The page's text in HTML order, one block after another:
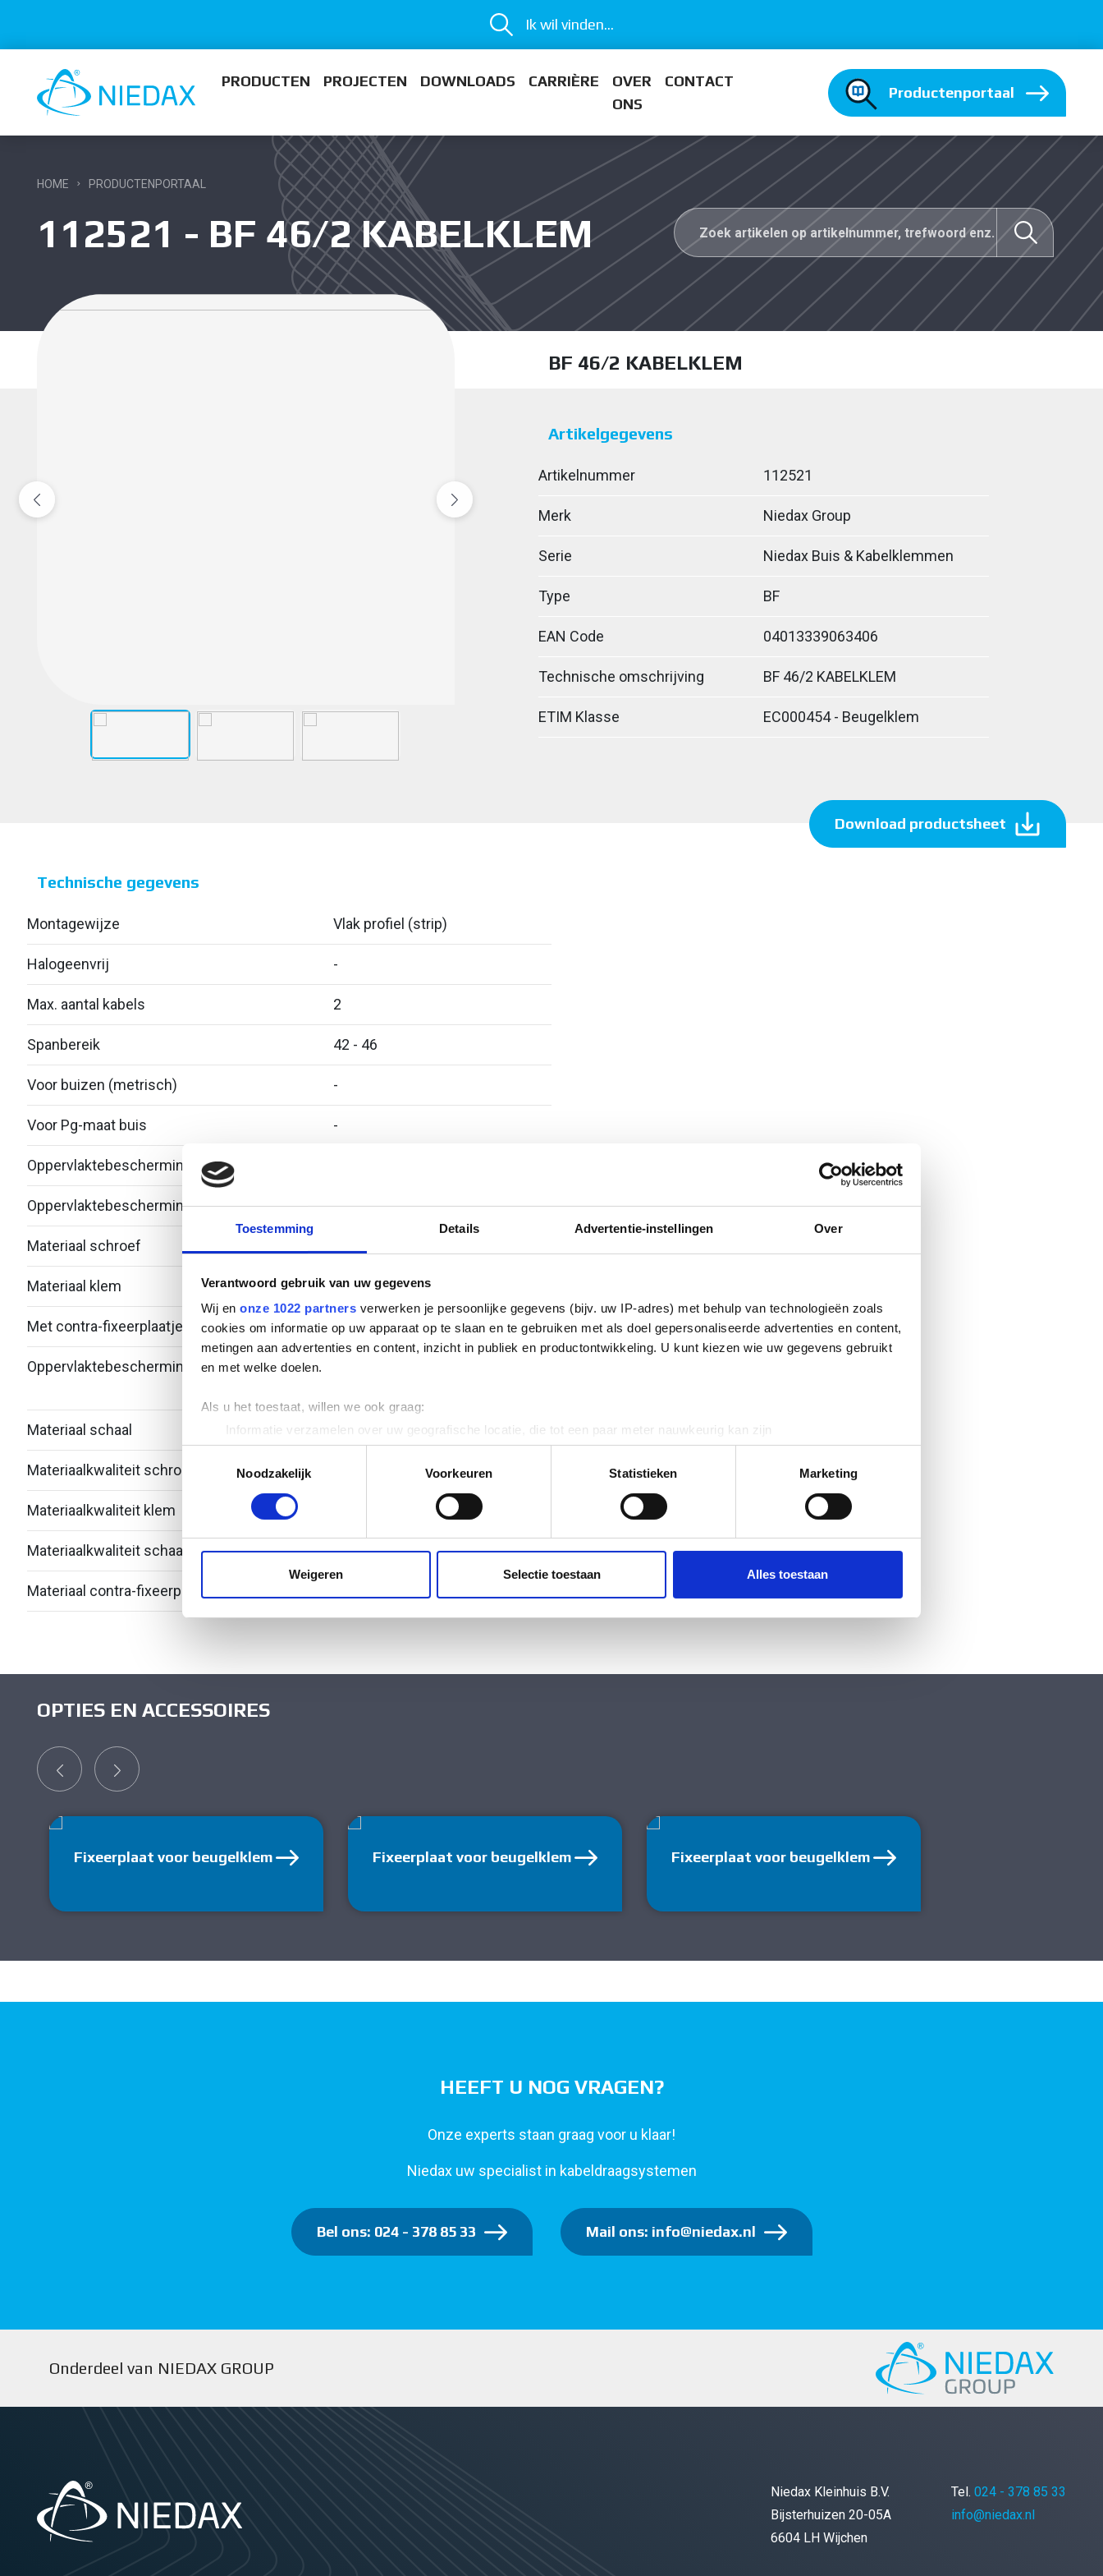
Toestemming Details Advertentie-instellingen Over
Verantwoord gebruik van uw gegevens
Wij en onze 1022 partners verwerken je persoonlijke gegevens (bijv. uw IP-adres) met behulp van technologieën zoals
cookies om informatie op uw apparaat op te slaan en te gebruiken met als doel gepersonaliseerde advertenties en content,
metingen aan advertenties en content, inzicht in publiek en productontwikkeling. U kunt kiezen wie uw gegevens gebruikt
en met welke doelen.
Als u het toestaat, willen we ook graag:
Informatie verzamelen over uw geografische locatie, die tot een paar meter nauwkeurig kan zijn
Uw apparaat identificeren door het actief te scannen op specifieke eigenschappen (fingerprinting)
Lees meer over hoe uw persoonlijke gegevens worden verwerkt en stel uw voorkeuren in het
detailgedeeltein. U kunt uw
toestemming op elk moment wijzigen of intrekken in de Cookieverklaring.
websiteverkeer te analyseren. Ook delen we informatie over uw gebruik van onze site met onze partners voor social
media, adverteren en analyse. Deze partners kunnen deze gegevens combineren met andere informatie die u aan ze heeft
Noodzakelijk
Voorkeuren Statistieken Marketing
Weigeren Selectie toestaan Alles toestaan
Ik wil vinden...
PRODUCTEN PROJECTEN DOWNLOADS CARRIÈRE
OVER
ONS
CONTACT
Productenportaal
HOME PRODUCTENPORTAAL
112521 - BF 46/2 KABELKLEM
BF 46/2 KABELKLEM
Artikelgegevens
Artikelnummer 112521
Merk Niedax Group
Serie Niedax Buis & Kabelklemmen
Type BF
EAN Code 04013339063406
Technische omschrijving BF 46/2 KABELKLEM
ETIM Klasse EC000454 - Beugelklem
Download productsheet
Technische gegevens
Montagewijze Vlak profiel (strip)
Halogeenvrij -
Max. aantal kabels 2
Spanbereik 42 - 46
Voor buizen (metrisch) -
Voor Pg-maat buis -
Oppervlaktebescherming klem
Oppervlaktebescherming schroef Zink/nikkel legering
Materiaal schroef
Materiaal klem Staal
Met contra-fixeerplaatje Nee
Oppervlaktebescherming schaal
Materiaal schaal Staal
Materiaalkwaliteit schroef
Materiaalkwaliteit klem
Materiaalkwaliteit schaal Overig
Materiaal contra-fixeerplaatje
OPTIES EN ACCESSOIRES
Fixeerplaat voor beugelklem Fixeerplaat voor beugelklem Fixeerplaat voor beugelklem
HEEFT U NOG VRAGEN?
Onze experts staan graag voor u klaar!
Niedax uw specialist in kabeldraagsystemen
Bel ons: 024 - 378 85 33 Mail ons: info@niedax.nl
Onderdeel van NIEDAX GROUP
Niedax Kleinhuis B.V.
Bijsterhuizen 20-05A
6604 LH Wijchen
Tel. 024 - 378 85 33
info@niedax.nl